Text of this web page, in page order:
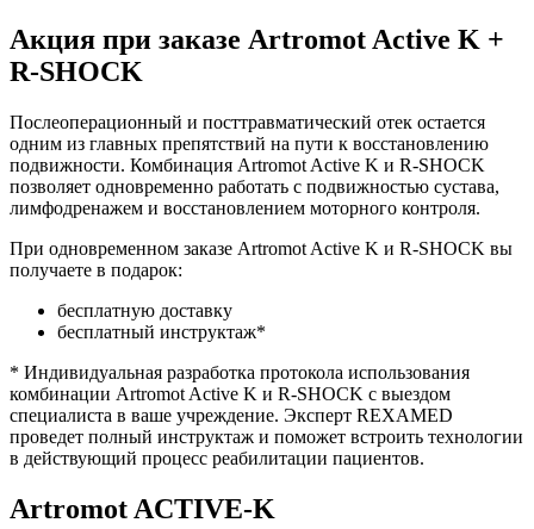
Акция при заказе Artromot Active K +
R-SHOCK
Послеоперационный и посттравматический отек остается
одним из главных препятствий на пути к восстановлению
подвижности. Комбинация Artromot Active K и R-SHOCK
позволяет одновременно работать с подвижностью сустава,
лимфодренажем и восстановлением моторного контроля.
При одновременном заказе Artromot Active K и R-SHOCK вы
получаете в подарок:
бесплатную доставку
бесплатный инструктаж*
* Индивидуальная разработка протокола использования
комбинации Artromot Active K и R-SHOCK с выездом
специалиста в ваше учреждение. Эксперт REXAMED
проведет полный инструктаж и поможет встроить технологии
в действующий процесс реабилитации пациентов.
Artromot ACTIVE-K